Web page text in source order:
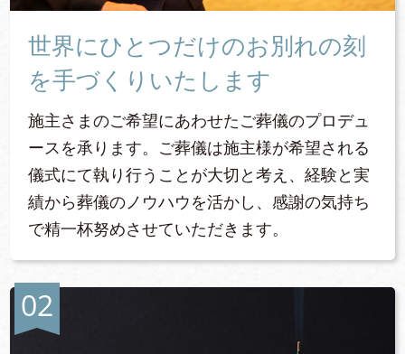
世界にひとつだけのお別れの刻
を手づくりいたします
施主さまのご希望にあわせたご葬儀のプロデュ
ースを承ります。ご葬儀は施主様が希望される
儀式にて執り行うことが大切と考え、経験と実
績から葬儀のノウハウを活かし、感謝の気持ち
で精一杯努めさせていただきます。